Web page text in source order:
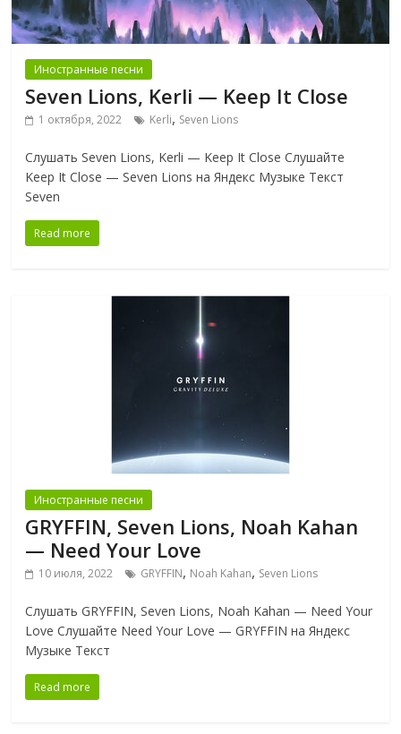
Иностранные песни
Seven Lions, Kerli — Keep It Close
1 октября, 2022 Kerli, Seven Lions
Слушать Seven Lions, Kerli — Keep It Close Слушайте
Keep It Close — Seven Lions на Яндекс Музыке Текст
Seven
Read more
Иностранные песни
GRYFFIN, Seven Lions, Noah Kahan
— Need Your Love
10 июля, 2022 GRYFFIN, Noah Kahan, Seven Lions
Слушать GRYFFIN, Seven Lions, Noah Kahan — Need Your
Love Слушайте Need Your Love — GRYFFIN на Яндекс
Музыке Текст
Read more